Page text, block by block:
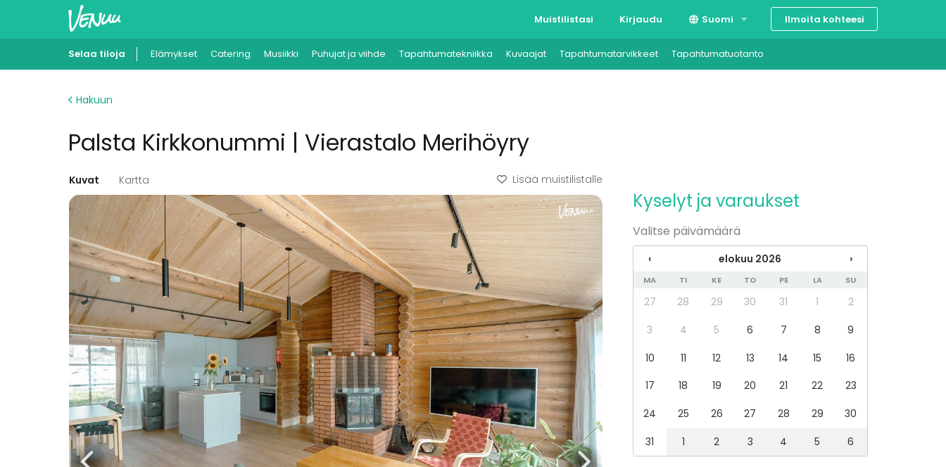
Muistilistasi Kirjaudu Suomi
Svenska
Ilmoita kohteesi
Selaa tiloja Elämykset Catering Musiikki Puhujat ja viihde Tapahtumatekniikka Kuvaajat Tapahtumatarvikkeet Tapahtumatuotanto
Hakuun
Palsta Kirkkonummi | Vierastalo Merihöyry
Kuvat Kartta Lisää muistilistalle
Kyselyt ja varaukset
Valitse päivämäärä
‹ elokuu 2026 ›
MA TI KE TO PE LA SU
27 28 29 30 31 1
2
3
4 5 6 7 8
9
10
11 12 13 14 15
16
17
18 19 20 21 22
23
24
25 26 27 28 29
30
31
1 2 3 4 5 6